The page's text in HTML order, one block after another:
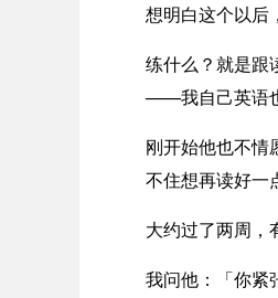
想明白这个以后
练什么？就是跟
——我自己英语
刚开始他也不情
不住想再读好一
大约过了两周，
我问他：「你紧